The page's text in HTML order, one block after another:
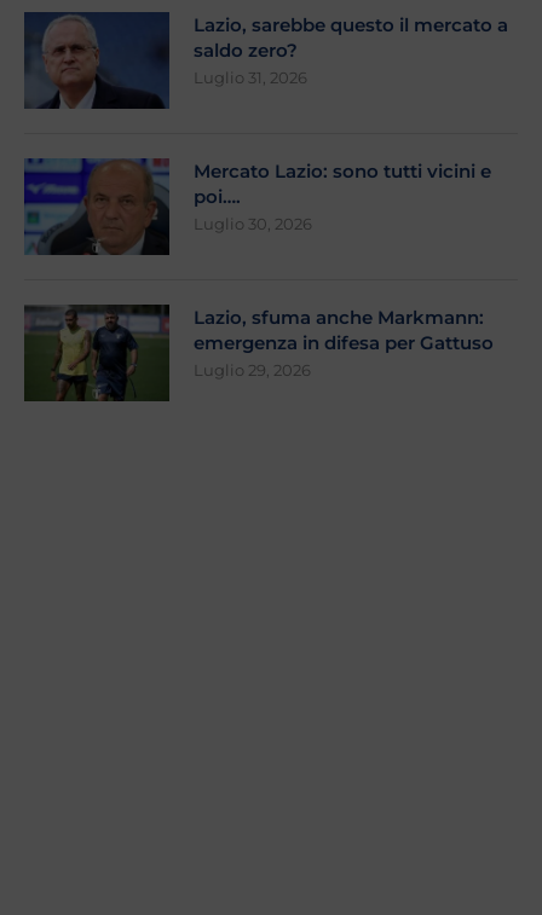
Lazio, sarebbe questo il mercato a
saldo zero?
Luglio 31, 2026
Mercato Lazio: sono tutti vicini e
poi….
Luglio 30, 2026
Lazio, sfuma anche Markmann:
emergenza in difesa per Gattuso
Luglio 29, 2026